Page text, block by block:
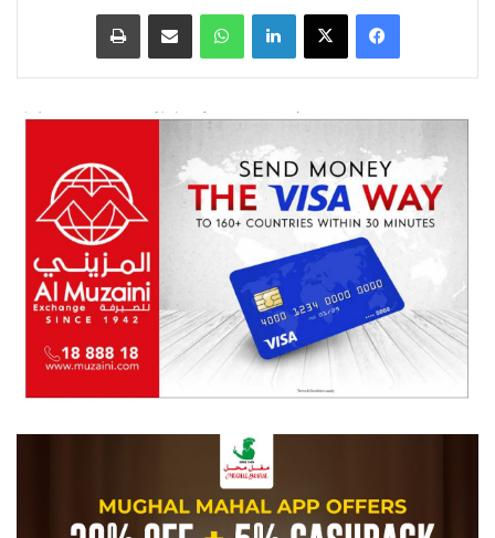
فيسبوك‫X لينكدإنواتساب مشاركة عبر البريد طباعة